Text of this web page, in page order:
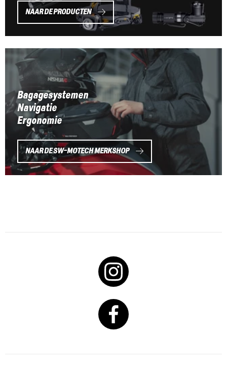
NAAR DE PRODUCTEN
Bagagesystemen
Navigatie
Ergonomie
NAAR DE SW-MOTECH MERKSHOP